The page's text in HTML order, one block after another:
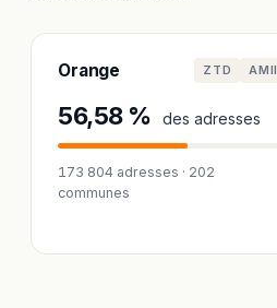
Orange ZTD AMII
56,58 % des adresses
173 804 adresses · 202
communes